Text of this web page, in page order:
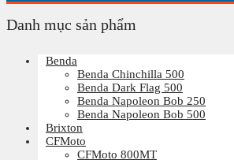
Danh mục sản phẩm
Benda
Benda Chinchilla 500
Benda Dark Flag 500
Benda Napoleon Bob 250
Benda Napoleon Bob 500
Brixton
CFMoto
CFMoto 800MT